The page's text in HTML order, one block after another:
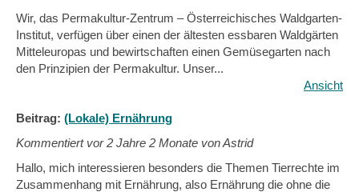
Wir, das Permakultur-Zentrum – Österreichisches Waldgarten-
Institut, verfügen über einen der ältesten essbaren Waldgärten
Mitteleuropas und bewirtschaften einen Gemüsegarten nach
den Prinzipien der Permakultur. Unser...
Ansicht
Beitrag: (Lokale) Ernährung
Kommentiert vor2 Jahre 2 Monate von Astrid
Hallo, mich interessieren besonders die Themen Tierrechte im
Zusammenhang mit Ernährung, also Ernährung die ohne die